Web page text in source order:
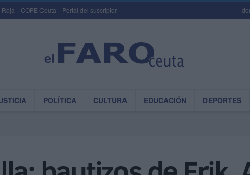
Roja COPE Ceuta Portal del suscriptor
POLÍTICA CULTURA EDUCACIÓN DEPORTES